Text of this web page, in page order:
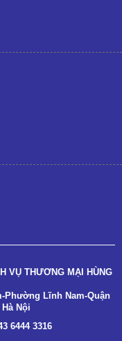
VỤ THƯƠNG MẠI HÙNG
Phường Lĩnh Nam-Quận
Nội
6444 3316